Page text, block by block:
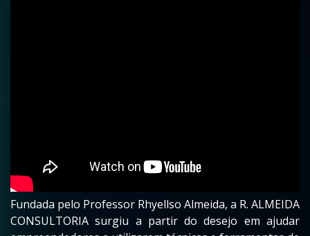
Fundada pelo Professor Rhyellso Almeida, a R. ALMEIDA
CONSULTORIA surgiu a partir do desejo em ajudar